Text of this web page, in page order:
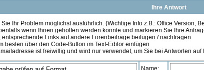
Ihre Antwort
Ihr Problem möglichst ausführlich. (Wichtige Info z.B.: Office Version,
wenn Ihnen geholfen werden konnte und markieren Sie Ihre
entsprechende Links auf andere Forenbeiträge beifügen / nachtragen
besten über den Code-Button im Text-Editor einfügen
ist freiwillig und wird nur verwendet, um Sie bei Antworten
Name: